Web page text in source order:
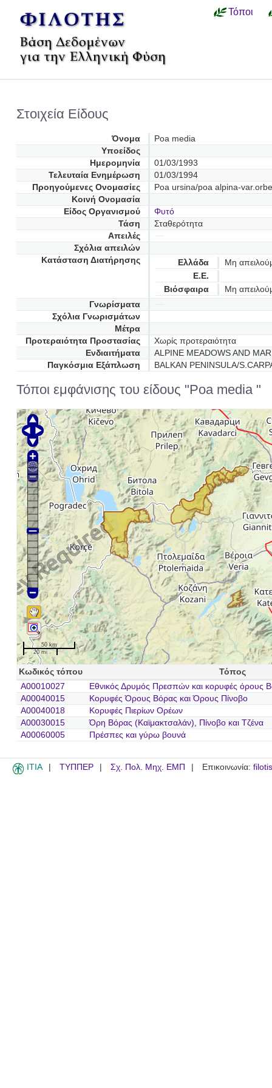
Τόποι
Στοιχεία Είδους
Όνομα
Poa media
Υποείδος
Ημερομηνία
01/03/1993
Τελευταία Ενημέρωση
01/03/1994
Προηγούμενες Oνομασίες
Poa ursina/poa alpina-
Κοινή Ονομασία
Είδος Οργανισμού
Φυτό
Τάση
Σταθερότητα
Απειλές
Σχόλια απειλών
Κατάσταση Διατήρησης
Ελλάδα
Μη
Ε.Ε.
Βιόσφαιρα
Μη
Γνωρίσματα
Σχόλια Γνωρισμάτων
Μέτρα
Προτεραιότητα Προστασίας
Χωρίς προτεραιότητα
Ενδιαιτήματα
ALPINE MEADOWS AND
Παγκόσμια Εξάπλωση
BALKAN PENINSULA/
Τόποι εμφάνισης του είδους "Poa media "
50 km
20 mi
Κωδικός τόπου
Τόπος
A00010027
Εθνικός Δρυμός Πρεσπών και κορυφές όρους
A00040015
Κορυφές Όρους Βόρας και Όρους Πίνοβο
A00040018
Κορυφές Πιερίων Ορέων
A00030015
Όρη Βόρας (Καϊμακτσαλάν), Πίνοβο και Τζένα
A00060005
Πρέσπες και γύρω βουνά
ITIA ΤΥΠΠΕΡ Σχ. Πολ. Μηχ. ΕΜΠ Επικοινωνία: